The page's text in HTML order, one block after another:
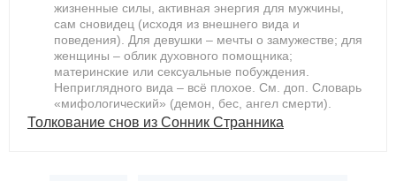
жизненные силы, активная энергия для мужчины,
сам сновидец (исходя из внешнего вида и
поведения). Для девушки – мечты о замужестве; для
женщины – облик духовного помощника;
материнские или сексуальные побуждения.
Неприглядного вида – всё плохое. См. доп. Словарь
«мифологический» (демон, бес, ангел смерти).
Толкование снов из Сонник Странника